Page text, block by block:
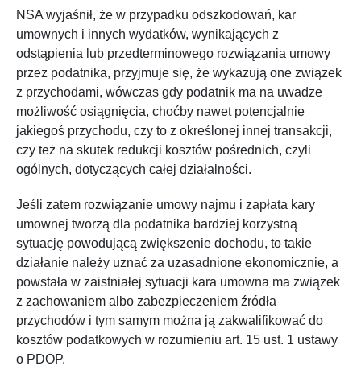
NSA wyjaśnił, że w przypadku odszkodowań, kar
umownych i innych wydatków, wynikających z
odstąpienia lub przedterminowego rozwiązania umowy
przez podatnika, przyjmuje się, że wykazują one związek
z przychodami, wówczas gdy podatnik ma na uwadze
możliwość osiągnięcia, choćby nawet potencjalnie
jakiegoś przychodu, czy to z określonej innej transakcji,
czy też na skutek redukcji kosztów pośrednich, czyli
ogólnych, dotyczących całej działalności.
Jeśli zatem rozwiązanie umowy najmu i zapłata kary
umownej tworzą dla podatnika bardziej korzystną
sytuację powodującą zwiększenie dochodu, to takie
działanie należy uznać za uzasadnione ekonomicznie, a
powstała w zaistniałej sytuacji kara umowna ma związek
z zachowaniem albo zabezpieczeniem źródła
przychodów i tym samym można ją zakwalifikować do
kosztów podatkowych w rozumieniu art. 15 ust. 1 ustawy
o PDOP.